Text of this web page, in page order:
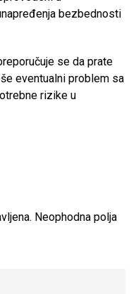
bezbednosti
se da prate
eventualni problem sa
rizike u
Neophodna polja